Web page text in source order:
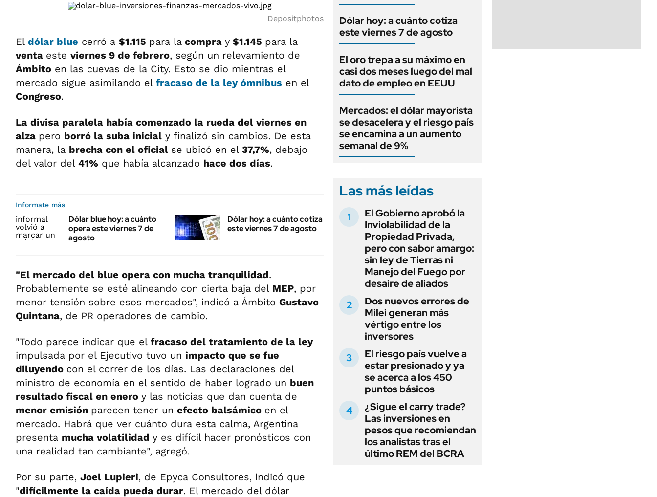
Depositphotos
El dólar blue cerró a $1.115 para la compra y $1.145 para la
venta este viernes 9 de febrero, según un relevamiento de
Ámbito en las cuevas de la City. Esto se dio mientras el
mercado sigue asimilando el fracaso de la ley ómnibus en el
Congreso.
La divisa paralela había comenzado la rueda del viernes en
alza pero borró la suba inicial y finalizó sin cambios. De esta
manera, la brecha con el oficial se ubicó en el 37,7%, debajo
del valor del 41% que había alcanzado hace dos días.
Informate más
Dólar blue hoy: a cuánto
opera este viernes 7 de
agosto
Dólar hoy: a cuánto cotiza
este viernes 7 de agosto
"El mercado del blue opera con mucha tranquilidad.
Probablemente se esté alineando con cierta baja del MEP, por
menor tensión sobre esos mercados", indicó a Ámbito Gustavo
Quintana, de PR operadores de cambio.
"Todo parece indicar que el fracaso del tratamiento de la ley
impulsada por el Ejecutivo tuvo un impacto que se fue
diluyendo con el correr de los días. Las declaraciones del
ministro de economía en el sentido de haber logrado un buen
resultado fiscal en enero y las noticias que dan cuenta de
menor emisión parecen tener un efecto balsámico en el
mercado. Habrá que ver cuánto dura esta calma, Argentina
presenta mucha volatilidad y es difícil hacer pronósticos con
una realidad tan cambiante", agregó.
Por su parte, Joel Lupieri, de Epyca Consultores, indicó que
"difícilmente la caída pueda durar. El mercado del dólar
Dólar hoy: a cuánto cotiza
este viernes 7 de agosto
El oro trepa a su máximo en
casi dos meses luego del mal
dato de empleo en EEUU
Mercados: el dólar mayorista
se desacelera y el riesgo país
se encamina a un aumento
semanal de 9%
Las más leídas
El Gobierno aprobó la
Inviolabilidad de la
Propiedad Privada,
pero con sabor amargo:
sin ley de Tierras ni
Manejo del Fuego por
desaire de aliados
Dos nuevos errores de
Milei generan más
vértigo entre los
inversores
El riesgo país vuelve a
estar presionado y ya
se acerca a los 450
puntos básicos
¿Sigue el carry trade?
Las inversiones en
pesos que recomiendan
los analistas tras el
último REM del BCRA